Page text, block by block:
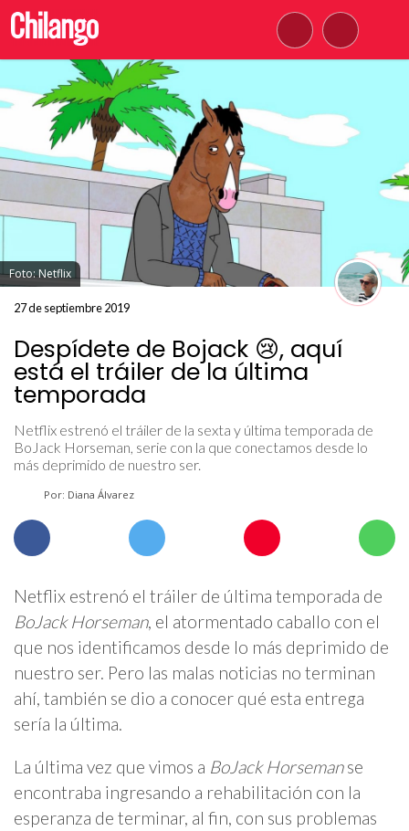
Foto: Netflix
27 de septiembre 2019
Despídete de Bojack 😢, aquí
está el tráiler de la última
temporada
Netflix estrenó el tráiler de la sexta y última temporada de
BoJack Horseman, serie con la que conectamos desde lo
más deprimido de nuestro ser.
Por: Diana Álvarez
Netflix estrenó el tráiler de última temporada de
BoJack Horseman, el atormentado caballo con el
que nos identificamos desde lo más deprimido de
nuestro ser. Pero las malas noticias no terminan
ahí, también se dio a conocer qué esta entrega
sería la última.
La última vez que vimos a BoJack Horsemanse
encontraba ingresando a rehabilitación con la
esperanza de terminar, al fin, con sus problemas